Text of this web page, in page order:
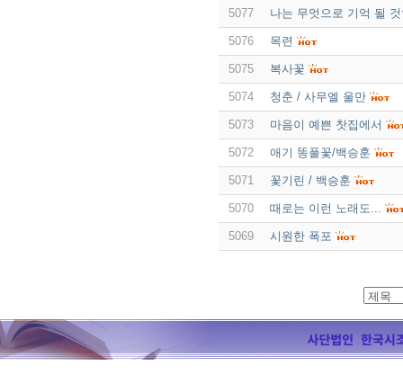
5077 나는 무엇으로 기억 될
5076 목련
5075 복사꽃
5074 청춘 / 사무엘 울만
5073 마음이 예쁜 찻집에서
5072 애기 똥풀꽃/백승훈
5071 꽃기린 / 백승훈
5070 때로는 이런 노래도...
5069 시원한 폭포